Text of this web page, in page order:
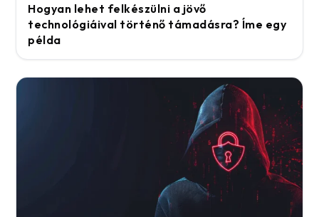
Hogyan lehet felkészülni a jövő
technológiáival történő támadásra? Íme egy
példa